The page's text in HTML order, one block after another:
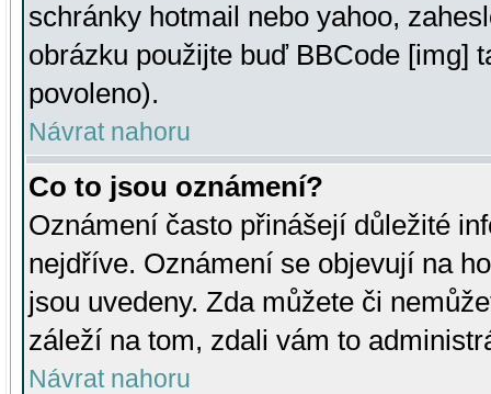
schránky hotmail nebo yahoo,
obrázku použijte buď BBCode [img]
povoleno).
Návrat nahoru
Co to jsou oznámení?
Oznámení často přinášejí důležité
nejdříve. Oznámení se objevují na
jsou uvedeny. Zda můžete či
záleží na tom, zdali vám to
Návrat nahoru